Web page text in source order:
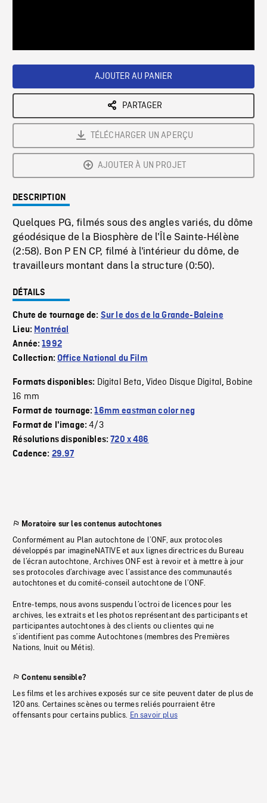
AJOUTER AU PANIER
PARTAGER
TÉLÉCHARGER UN APERÇU
AJOUTER À UN PROJET
DESCRIPTION
Quelques PG, filmés sous des angles variés, du dôme
géodésique de la Biosphère de l'Île Sainte-Hélène
(2:58). Bon P EN CP, filmé à l'intérieur du dôme, de
travailleurs montant dans la structure (0:50).
DÉTAILS
Chute de tournage de: Sur le dos de la Grande-Baleine
Lieu: Montréal
Année:1992
Collection:Office National du Film
Formats disponibles: Digital Beta, Video Disque Digital, Bobine
16 mm
Format de tournage:16mm eastman color neg
Format de l'image:4/3
Résolutions disponibles:720 x 486
Cadence: 29.97
Moratoire sur les contenus autochtones
Conformément au Plan autochtone de l’ONF, aux protocoles
développés par imagineNATIVE et aux lignes directrices du Bureau
de l’écran autochtone, Archives ONF est à revoir et à mettre à jour
ses protocoles d’archivage avec l’assistance des communautés
autochtones et du comité-conseil autochtone de l’ONF.
Entre-temps, nous avons suspendu l’octroi de licences pour les
archives, les extraits et les photos représentant des participants et
participantes autochtones à des clients ou clientes qui ne
s’identifient pas comme Autochtones (membres des Premières
Nations, Inuit ou Métis).
Contenu sensible?
Les films et les archives exposés sur ce site peuvent dater de plus de
120 ans. Certaines scènes ou termes reliés pourraient être
offensants pour certains publics. En savoir plus